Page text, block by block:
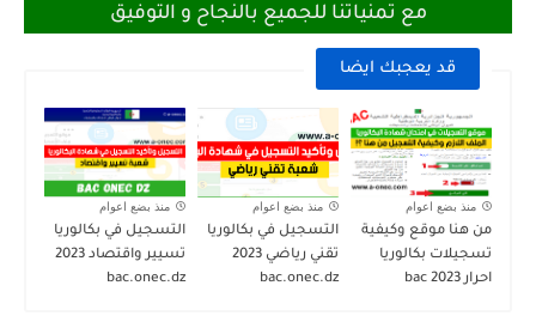
مع تمنياتنا للجميع بالنجاح و التوفيق
قد يعجبك ايضا
منذ بضع اعوام
من هنا موقع وكيفية
تسجيلات بكالوريا
احرار bac 2023
منذ بضع اعوام
التسجيل في بكالوريا
تقني رياضي 2023
bac.onec.dz
منذ بضع اعوام
التسجيل في بكالوريا
تسيير واقتصاد 2023
bac.onec.dz